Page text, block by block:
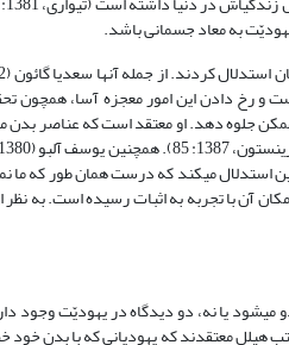
به معاد جسمانی باشد.
و رخ دادن این امور معجزه آسا، همچون
جلوه دهد. او معتقد است که عناصر بدن
می‏کند که درست همان طور که ما
آن با تجربه به اثبات رسیده است. به
یا نه، دو دیدگاه در یهودیّت وجود
معتقدند که یهودیانی که با بدن خود